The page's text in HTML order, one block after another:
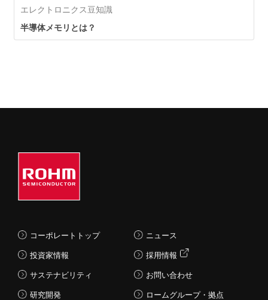
エレクトロニクス豆知識
半導体メモリとは？
コーポレートトップ
投資家情報
サステナビリティ
研究開発
ニュース
採用情報
お問い合わせ
ロームグループ・拠点